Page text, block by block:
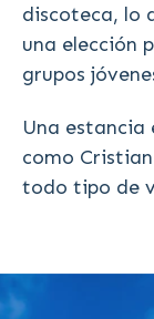
discoteca, lo
una elección
grupos
Una estancia
como
todo tipo de